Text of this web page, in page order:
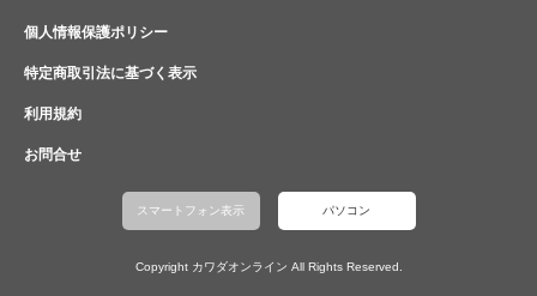
個人情報保護ポリシー
特定商取引法に基づく表示
利用規約
お問合せ
スマートフォン表示 パソコン
Copyright カワダオンライン All Rights Reserved.